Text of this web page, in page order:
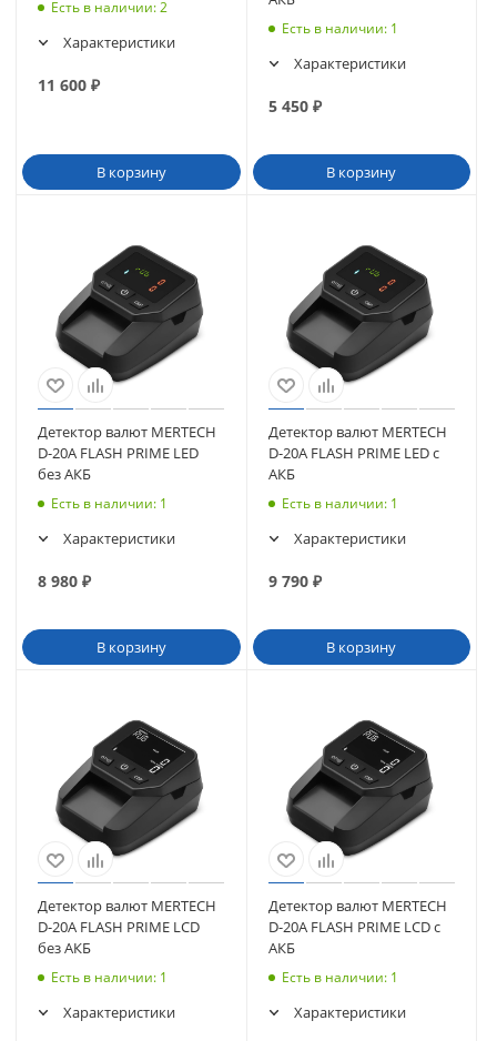
Есть в наличии: 2
Характеристики
11 600 ₽
В корзину
Есть в наличии: 1
Характеристики
5 450₽
В корзину
Детектор валют MERTECH
D-20A FLASH PRIME LED
без АКБ
Есть в наличии: 1
Характеристики
8 980 ₽
В корзину
Детектор валют MERTECH
D-20A FLASH PRIME LED c
АКБ
Есть в наличии: 1
Характеристики
9 790₽
В корзину
Детектор валют MERTECH
D-20A FLASH PRIME LCD
без АКБ
Есть в наличии: 1
Характеристики
Детектор валют MERTECH
D-20A FLASH PRIME LCD c
АКБ
Есть в наличии: 1
Характеристики